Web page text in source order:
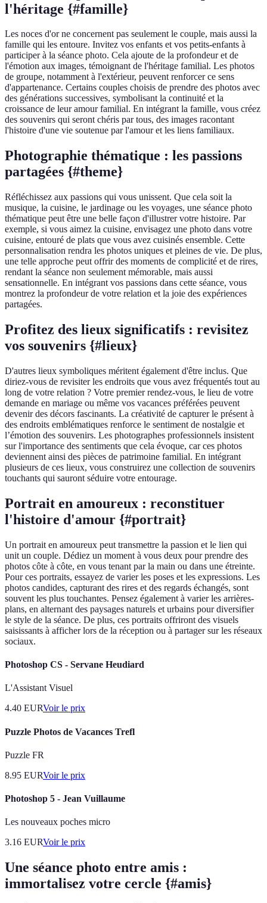
l'héritage {#famille}
Les noces d'or ne concernent pas seulement le couple, mais aussi la
famille qui les entoure. Invitez vos enfants et vos petits-enfants à
participer à la séance photo. Cela ajoute de la profondeur et de
l'émotion aux images, témoignant de l'héritage familial. Les photos
de groupe, notamment à l'extérieur, peuvent renforcer ce sens
d'appartenance. Certains couples choisis de prendre des photos avec
des générations successives, symbolisant la continuité et la
croissance de leur amour familial. En intégrant la famille, vous créez
des souvenirs qui seront chéris par tous, des images racontant
l'histoire d'une vie soutenue par l'amour et les liens familiaux.
Photographie thématique : les passions
partagées {#theme}
Réfléchissez aux passions qui vous unissent. Que cela soit la
musique, la cuisine, le jardinage ou les voyages, une séance photo
thématique peut être une belle façon d'illustrer votre histoire. Par
exemple, si vous aimez la cuisine, envisagez une photo dans votre
cuisine, entouré de plats que vous avez cuisinés ensemble. Cette
personnalisation rendra les photos uniques et pleines de vie. De plus,
une telle approche peut offrir des moments de complicité et de rires,
rendant la séance non seulement mémorable, mais aussi
sensationnelle. En intégrant vos passions dans cette séance, vous
montrez la profondeur de votre relation et la joie des expériences
partagées.
Profitez des lieux significatifs : revisitez
vos souvenirs {#lieux}
D'autres lieux symboliques méritent également d'être inclus. Que
diriez-vous de revisiter les endroits que vous avez fréquentés tout au
long de votre relation ? Votre premier rendez-vous, le lieu de votre
demande en mariage ou même vos vacances préférées peuvent
devenir des décors fascinants. La créativité de capturer le présent à
des endroits emblématiques renforce le sentiment de nostalgie et
l’émotion des souvenirs. Les photographes professionnels insistent
sur l'importance des sentiments que cela évoque, car ces photos
deviennent ainsi des pièces de patrimoine familial. En intégrant
plusieurs de ces lieux, vous construirez une collection de souvenirs
touchants qui sauront séduire votre entourage.
Portrait en amoureux : reconstituer
l'histoire d'amour {#portrait}
Un portrait en amoureux peut transmettre la passion et le lien qui
unit un couple. Dédiez un moment à vous deux pour prendre des
photos côte à côte, en vous tenant par la main ou dans une étreinte.
Pour ces portraits, essayez de varier les poses et les expressions. Les
photos candides, capturant des rires et des regards échangés, sont
souvent les plus touchantes. Pensez également à varier les arrières-
plans, en alternant des paysages naturels et urbains pour diversifier
le style de la séance. De plus, ces portraits offriront des visuels
saisissants à afficher lors de la réception ou à partager sur les réseaux
sociaux.
Photoshop CS - Servane Heudiard
L'Assistant Visuel
4.40 EURVoir le prix
Puzzle Photos de Vacances Trefl
Puzzle FR
8.95 EURVoir le prix
Photoshop 5 - Jean Vuillaume
Les nouveaux poches micro
3.16 EURVoir le prix
Une séance photo entre amis :
immortalisez votre cercle {#amis}